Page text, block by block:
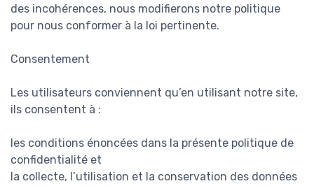
des incohérences, nous modifierons notre politique
pour nous conformer à la loi pertinente.
Consentement
Les utilisateurs conviennent qu’en utilisant notre site,
ils consentent à :
les conditions énoncées dans la présente politique de
confidentialité et
la collecte, l’utilisation et la conservation des données